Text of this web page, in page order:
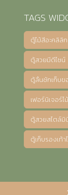
TAGS
ตู้ไม้สีอะคลิลิก
ตู้สวยมีดีไซน์
ตู้ลิ้นชักเก็บข
เฟอร์นิเจอร์ไ
ตู้สวยสไตล์มิ
ตู้เก็บรองเท้า